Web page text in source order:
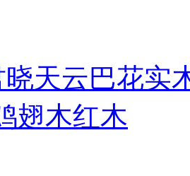
晓天云巴花实
翅木红木